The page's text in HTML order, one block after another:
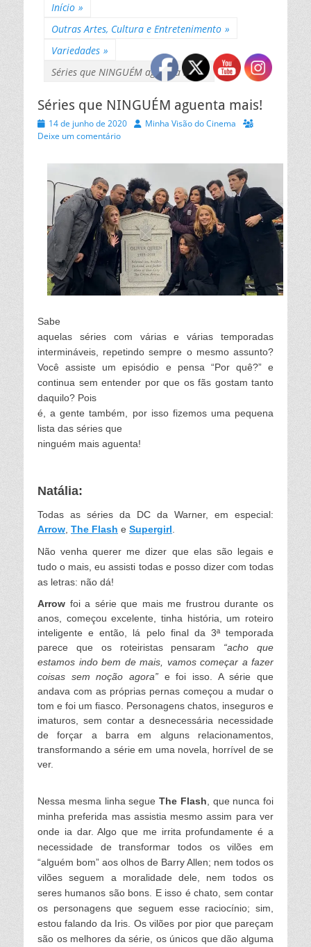
Início »
Outras Artes, Cultura e Entretenimento »
Variedades »
Séries que NINGUÉM aguenta mais!
Séries que NINGUÉM aguenta mais!
Posted
on
14 de junho de 2020 AutorMinha Visão do Cinema
Deixe um comentário
Sabe
aquelas séries com várias e várias temporadas
intermináveis, repetindo sempre o mesmo assunto?
Você assiste um episódio e pensa “Por quê?”e
continua sem entender por que os fãs gostam tanto
daquilo? Pois
é, a gente também, por isso fizemos uma pequena
lista das séries que
ninguém mais aguenta!
Natália:
Todas as séries da DC da Warner, em especial:
Arrow The Flash e Supergirl
Não venha querer me dizer que elas são legais e
tudo o mais, eu assisti todas e posso dizer com todas
as letras: não dá!
Arrow foi a série que mais me frustrou durante os
anos, começou excelente, tinha história, um roteiro
inteligente e então, lá pelo final da 3ª temporada
parece que os roteiristas pensaram “acho que
estamos indo bem de mais, vamos começar a fazer
coisas sem noção agora” e foi isso. A série que
andava com as próprias pernas começou a mudar o
tom e foi um fiasco. Personagens chatos, inseguros e
imaturos, sem contar a desnecessária necessidade
de forçar a barra em alguns relacionamentos,
transformando a série em uma novela, horrível de se
ver.
Nessa mesma linha segue The Flash , que nunca foi
minha preferida mas assistia mesmo assim para ver
onde ia dar. Algo que me irrita profundamente é a
necessidade de transformar todos os vilões em
“alguém bom” aos olhos de Barry Allen; nem todos os
vilões seguem a moralidade dele, nem todos os
seres humanos são bons. E isso é chato, sem contar
os personagens que seguem esse raciocínio; sim,
estou falando da Iris. Os vilões por pior que pareçam
são os melhores da série, os únicos que dão alguma